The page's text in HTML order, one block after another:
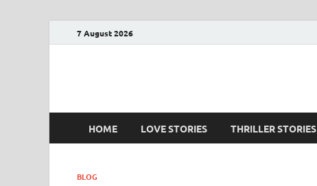
7 August 2026
HOME LOVE STORIES THRILLER STORIES
BLOG